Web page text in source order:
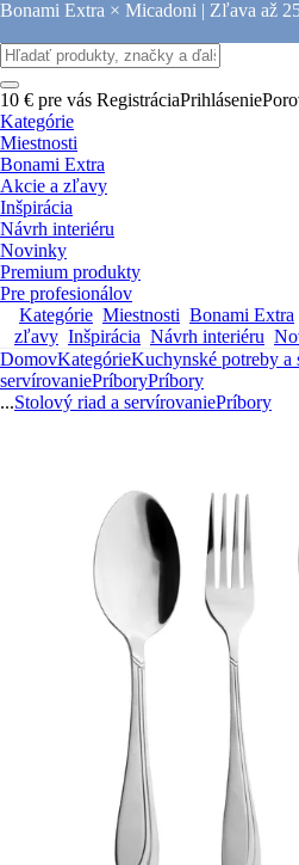
Bonami Extra × Micadoni | Zľava až
10 € pre vás RegistráciaPrihlásenie
Kategórie
Miestnosti
Bonami Extra
Akcie a zľavy
Inšpirácia
Návrh interiéru
Novinky
Premium produkty
Pre profesionálov
Kategórie Miestnosti Bonami Extra
zľavy Inšpirácia Návrh interiéru
DomovKategórieKuchynské potreby a
servírovaniePríboryPríbory
...Stolový riad a servírovaniePríbory